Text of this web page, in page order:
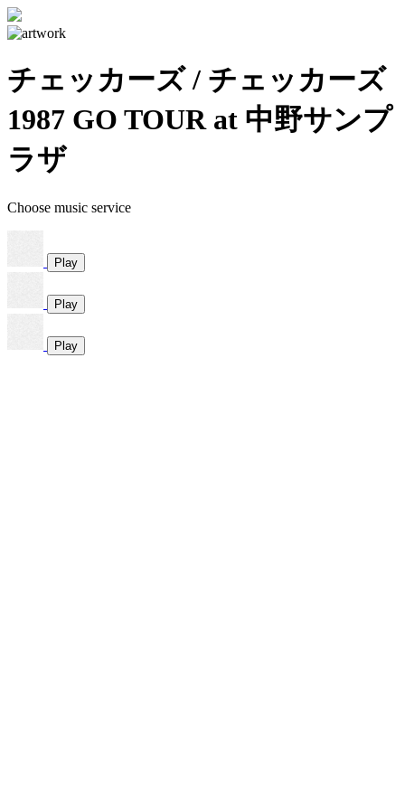
チェッカーズ / チェッカーズ
1987 GO TOUR at 中野サンプ
ラザ
Choose music service
Play
Play
Play